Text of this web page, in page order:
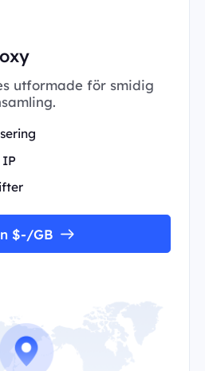
utformade för smidig
IP
$-/GB